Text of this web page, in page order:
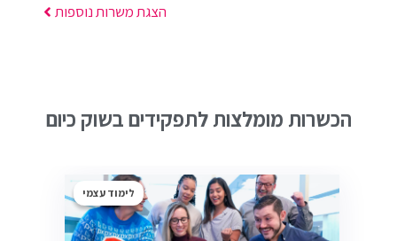
הצגת משרות נוספות
הכשרות מומלצות לתפקידים בשוק כיום
לימוד עצמי